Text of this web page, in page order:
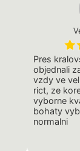
Pres
objednali
vzdy ve
rict, ze
vyborne
bohaty
normalni